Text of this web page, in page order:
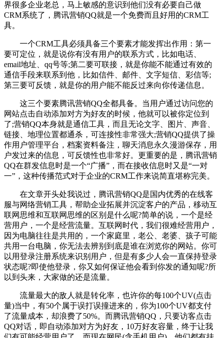
界很多企业老总，马上敏感的意识到他们没有必要自己做
CRM系统了，腾讯营销QQ就是一个免费而且好用的CRM工
具。
一个CRM工具必须具备三个要素才能发挥出作用：第一
要可定位，就是说你有没有用户的联系方式，比如电话、
email地址、qq号等;第二要可联接，就是你能不能通过有效的
通信手段来联系到他，比如信件、邮件、文字短信、彩信等;
第三要可反馈，就是你的用户能不能反过来向你传递信息。
这三个要素腾讯营销QQ全都具备。当用户通过访问您的
网站点击自动添加对方为好友的时候，他就可以被你定位到
了;营销QQ本身就是通信工具，而且无论文字、图片、声音、
链接、地理位置都通杀，可连接性非常强大;营销QQ提供了操
作用户管理平台，档案资料备注，聊天消息永久漫游保存，用
户发过来的信息，可反馈性也非常好。更重要的是，腾讯营销
QQ在群发信息时是一个“广播”，而在接收信息时又是“一对
一”，这种传播范式对于企业的CRM工作来说简直堪称完美。
在文章开头处我说过，腾讯营销QQ是国内优秀的在线客
服与网络营销工具，帮助企业拓展并沉淀客户的产品，移动互
联网思维和互联网思维的区别是什么呢?简单的说，一个是经
营用户，一个是经营流量。互联网时代，我们很难经营用户，
因为电脑往往是共用的，一个家庭里，老公、老婆、孩子可能
共用一台电脑，你无法去辨别到底是谁在浏览你的网站。你可
以用登录注册系统来识别用户，但是有多少人会一直保持登录
状态呢?即使他登录，你又如何保证他会看到你发的通知呢?所
以到头来，大家做的还是流量。
流量最大的敌人就是转化率，也许你的每100个UV(点击
量)当中，有50个属于误打误撞进来的，你为100个UV都支付
了流量成本，却浪费了50%。而腾讯营销QQ，只要访客点击
QQ对话，即自动添加对方为好友，10万好友容量，终于让我